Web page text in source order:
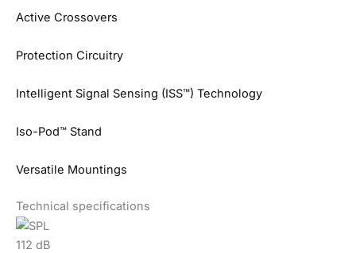
Active Crossovers
Protection Circuitry
Intelligent Signal Sensing (ISS™) Technology
Iso-Pod™ Stand
Versatile Mountings
Technical specifications
112 dB